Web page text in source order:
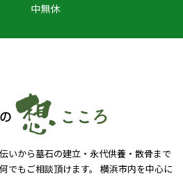
中無休
いから墓石の建立・永代供養・散骨まで
でもご相談頂けます。 横浜市内を中心に